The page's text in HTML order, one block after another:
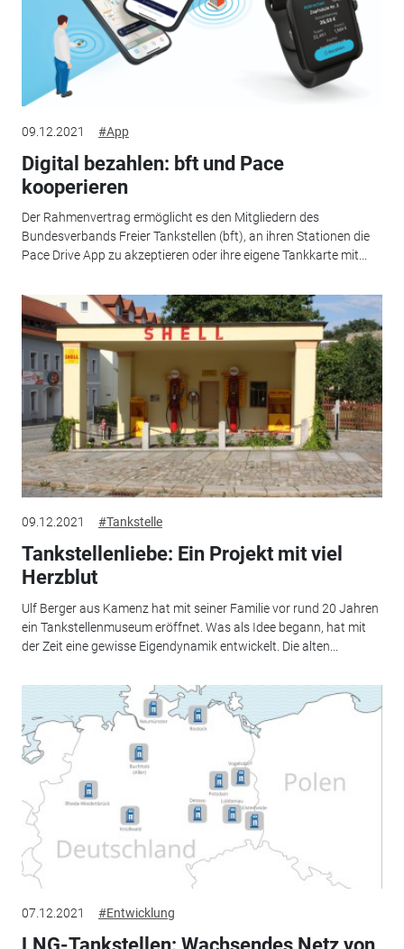
09.12.2021 #App
Digital bezahlen: bft und Pace
kooperieren
Der Rahmenvertrag ermöglicht es den Mitgliedern des
Bundesverbands Freier Tankstellen (bft), an ihren Stationen die
Pace Drive App zu akzeptieren oder ihre eigene Tankkarte mit...
09.12.2021 #Tankstelle
Tankstellenliebe: Ein Projekt mit viel
Herzblut
Ulf Berger aus Kamenz hat mit seiner Familie vor rund 20 Jahren
ein Tankstellenmuseum eröffnet. Was als Idee begann, hat mit
der Zeit eine gewisse Eigendynamik entwickelt. Die alten...
07.12.2021 #Entwicklung